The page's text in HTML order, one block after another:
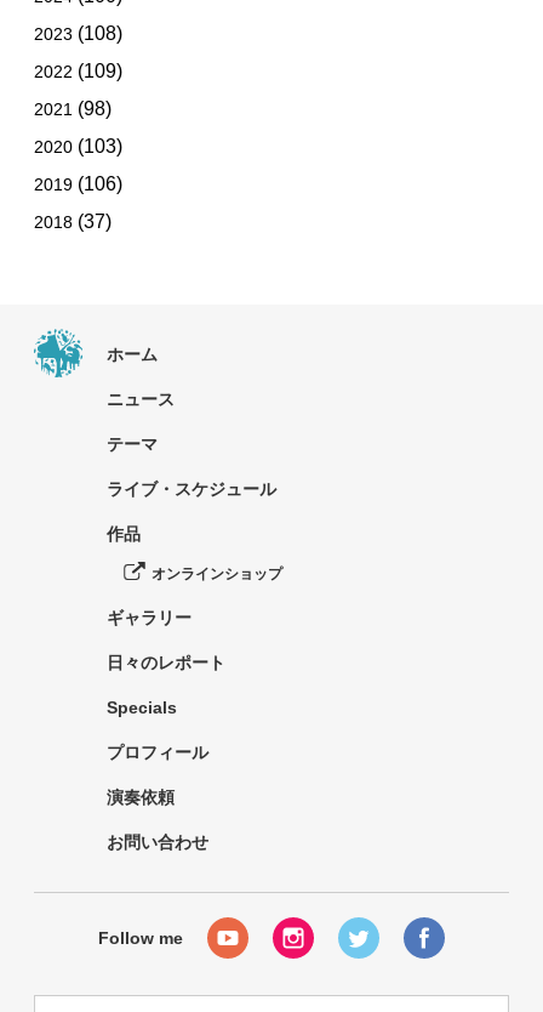
2023 (108)
2022 (109)
2021 (98)
2020 (103)
2019 (106)
2018 (37)
ホーム
ニュース
テーマ
ライブ・スケジュール
作品
オンラインショップ
ギャラリー
日々のレポート
Specials
プロフィール
演奏依頼
お問い合わせ